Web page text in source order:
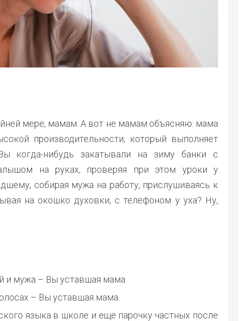
мере, мамам. А вот не мамам объясняю: мама
производительности, который выполняет
когда-нибудь закатывали на зиму банки с
на руках, проверяя при этом уроки у
собирая мужа на работу, прислушиваясь к
на окошко духовки, с телефоном у уха? Ну,
и мужа – Вы уставшая мама.
– Вы уставшая мама.
языка в школе и ещё парочку частных после